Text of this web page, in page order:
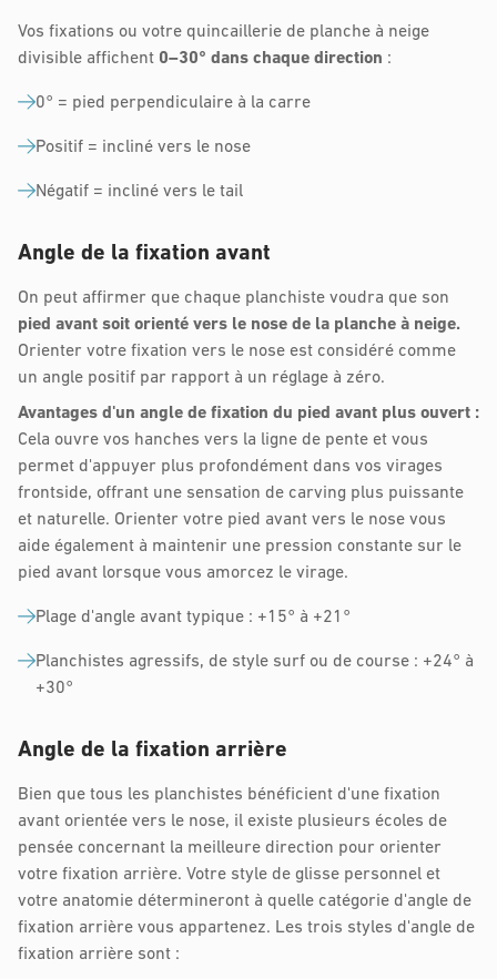
Vos fixations ou votre quincaillerie de planche à neige
divisible affichent 0–30° dans chaque direction :
0° = pied perpendiculaire à la carre
Positif = incliné vers le nose
Négatif = incliné vers le tail
Angle de la fixation avant
On peut affirmer que chaque planchiste voudra que son
pied avant soit orienté vers le nose de la planche à neige.
Orienter votre fixation vers le nose est considéré comme
un angle positif par rapport à un réglage à zéro.
Avantages d'un angle de fixation du pied avant plus ouvert :
Cela ouvre vos hanches vers la ligne de pente et vous
permet d'appuyer plus profondément dans vos virages
frontside, offrant une sensation de carving plus puissante
et naturelle. Orienter votre pied avant vers le nose vous
aide également à maintenir une pression constante sur le
pied avant lorsque vous amorcez le virage.
Plage d'angle avant typique : +15° à +21°
Planchistes agressifs, de style surf ou de course : +24° à
+30°
Angle de la fixation arrière
Bien que tous les planchistes bénéficient d'une fixation
avant orientée vers le nose, il existe plusieurs écoles de
pensée concernant la meilleure direction pour orienter
votre fixation arrière. Votre style de glisse personnel et
votre anatomie détermineront à quelle catégorie d'angle de
fixation arrière vous appartenez. Les trois styles d'angle de
fixation arrière sont :